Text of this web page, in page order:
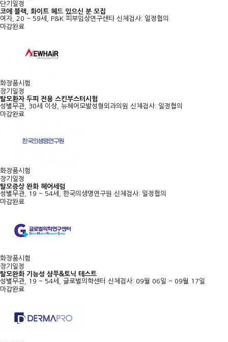
단기일정
코에 블랙, 화이트 헤드 있으신 분 모집
여자, 20 ~ 59세, P&K 피부임상연구센타 신체검사: 일정협의
마감완료
화장품시험
장기일정
탈모환자 두피 전용 스킨부스터시험
성별무관, 30세 이상, 뉴헤어모발성형외과의원 신체검사: 일정협의
마감완료
화장품시험
장기일정
탈모증상 완화 헤어세럼
성별무관, 19 ~ 54세, 한국의생명연구원 신체검사: 일정협의
마감완료
화장품시험
장기일정
탈모완화 기능성 샴푸&토닉 테스트
성별무관, 19 ~ 54세, 글로벌의학센터 신체검사: 09월 06일 ~ 09월 17일
마감완료